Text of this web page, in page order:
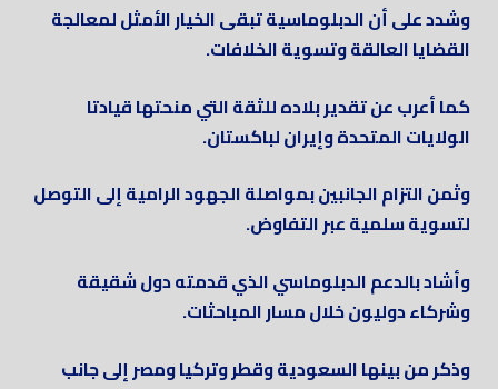
وشدد على أن الدبلوماسية تبقى الخيار الأمثل لمعالجة
القضايا العالقة وتسوية الخلافات.
كما أعرب عن تقدير بلاده للثقة التي منحتها قيادتا
الولايات المتحدة وإيران لباكستان.
وثمن التزام الجانبين بمواصلة الجهود الرامية إلى التوصل
لتسوية سلمية عبر التفاوض.
وأشاد بالدعم الدبلوماسي الذي قدمته دول شقيقة
وشركاء دوليون خلال مسار المباحثات.
وذكر من بينها السعودية وقطر وتركيا ومصر إلى جانب